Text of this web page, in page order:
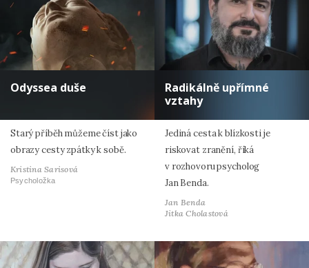
Odyssea duše
Starý příběh můžeme číst jako
obrazy cesty zpátky k sobě.
Kristina Sarisová
Psycholožka
Radikálně upřímné
vztahy
Jediná cesta k blízkosti je
riskovat zranění, říká
v rozhovoru psycholog
Jan Benda.
Jan Benda
Jitka Cholastová